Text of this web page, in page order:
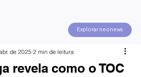
Explorar neonews
revela como o TOC
de 2025 2 min de leitura